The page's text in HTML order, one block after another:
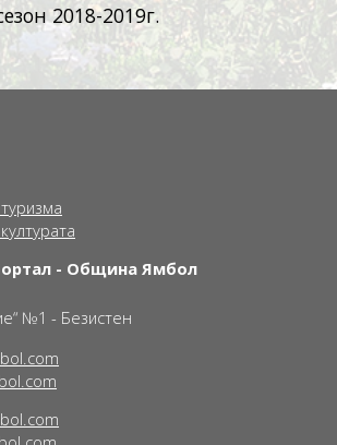
2018-2019г.
- Община Ямбол
№1 - Безистен